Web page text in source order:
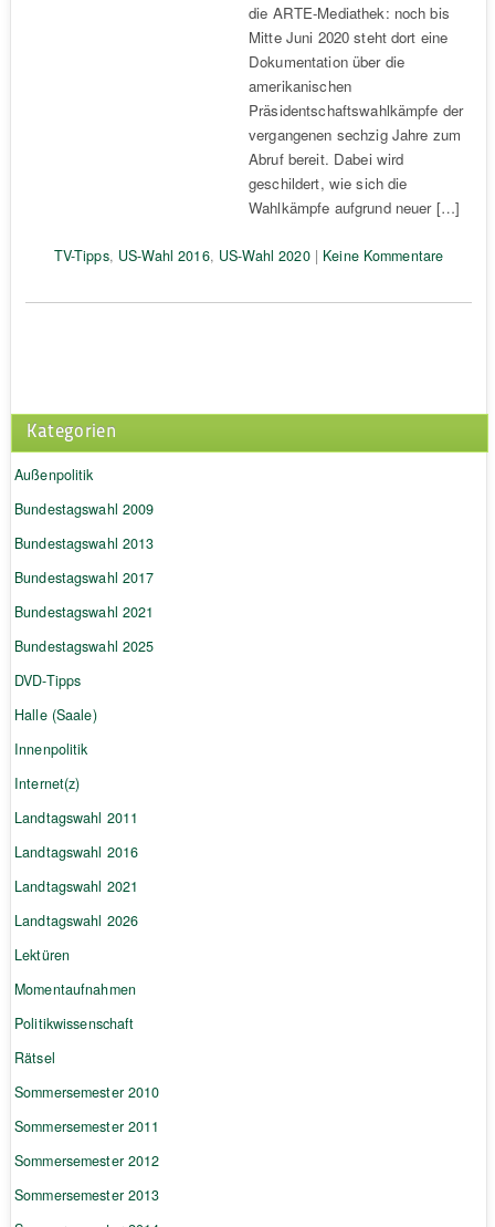
die ARTE-Mediathek: noch bis
Mitte Juni 2020 steht dort eine
Dokumentation über die
amerikanischen
Präsidentschaftswahlkämpfe der
vergangenen sechzig Jahre zum
Abruf bereit. Dabei wird
geschildert, wie sich die
Wahlkämpfe aufgrund neuer […]
TV-Tipps, US-Wahl 2016, US-Wahl 2020| Keine Kommentare
Kategorien
Außenpolitik
Bundestagswahl 2009
Bundestagswahl 2013
Bundestagswahl 2017
Bundestagswahl 2021
Bundestagswahl 2025
DVD-Tipps
Halle (Saale)
Innenpolitik
Internet(z)
Landtagswahl 2011
Landtagswahl 2016
Landtagswahl 2021
Landtagswahl 2026
Lektüren
Momentaufnahmen
Politikwissenschaft
Rätsel
Sommersemester 2010
Sommersemester 2011
Sommersemester 2012
Sommersemester 2013